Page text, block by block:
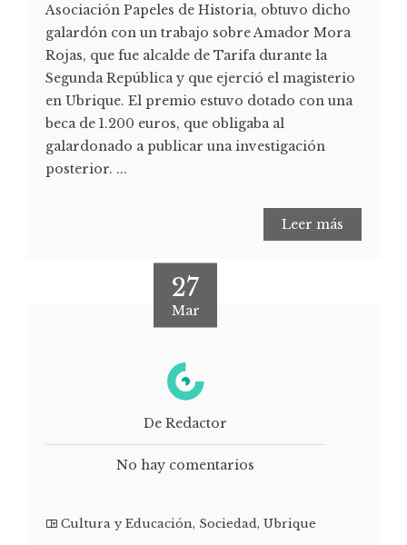
Asociación Papeles de Historia, obtuvo dicho
galardón con un trabajo sobre Amador Mora
Rojas, que fue alcalde de Tarifa durante la
Segunda República y que ejerció el magisterio
en Ubrique. El premio estuvo dotado con una
beca de 1.200 euros, que obligaba al
galardonado a publicar una investigación
posterior. ...
Leer más
27
Mar
De Redactor
No hay comentarios
Cultura y Educación, Sociedad, Ubrique